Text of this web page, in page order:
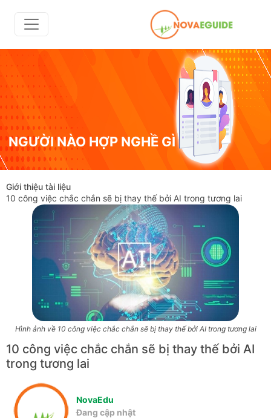
NGƯỜI NÀO HỢP NGHỀ GÌ
Giới thiệu tài liệu
10 công việc chắc chắn sẽ bị thay thế bởi AI trong tương lai
Hình ảnh về 10 công việc chắc chắn sẽ bị thay thế bởi AI trong tương lai
10 công việc chắc chắn sẽ bị thay thế bởi AI
trong tương lai
NovaEdu
Đang cập nhật